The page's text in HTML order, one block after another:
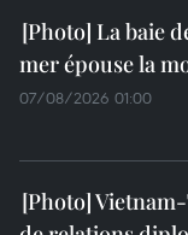
La baie
mer épouse la
07/08/2026 01:00